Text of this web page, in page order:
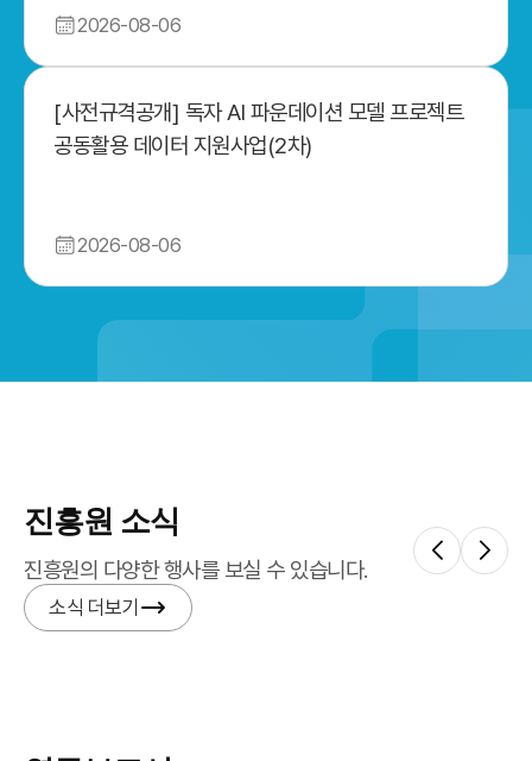
2026-08-06
[사전규격공개] 독자 AI 파운데이션 모델 프로젝트
공동활용 데이터 지원사업(2차)
2026-08-06
진흥원 소식
진흥원의 다양한 행사를 보실 수 있습니다.
소식 더보기